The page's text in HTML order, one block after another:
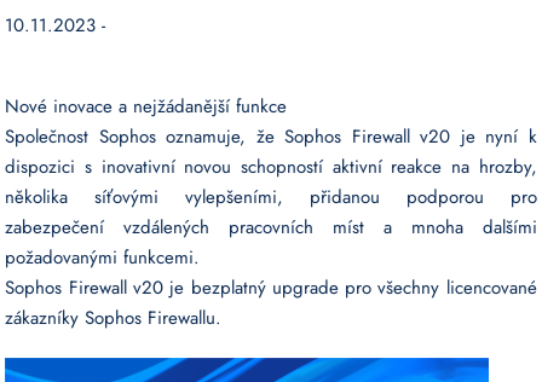
10.11.2023 -
Nové inovace a nejžádanější funkce
Společnost Sophos oznamuje, že Sophos Firewall v20 je nyní k
dispozici s inovativní novou schopností aktivní reakce na hrozby,
několika síťovými vylepšeními, přidanou podporou pro
zabezpečení vzdálených pracovních míst a mnoha dalšími
požadovanými funkcemi.
Sophos Firewall v20 je bezplatný upgrade pro všechny licencované
zákazníky Sophos Firewallu.